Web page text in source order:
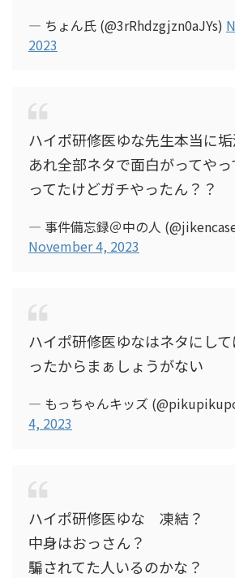
— ちょん氏 (@3rRhdzgjzn0aJYs)
2023
ハイポ研修医ゆな先生本当に垢
あれ全部ネタで面白がってや
ってたけどガチやったん？？
— 事件備忘録＠中の人
November 4, 2023
ハイポ研修医ゆなはネタにし
ったからまぁしょうがない
— もっちゃんキッズ
4, 2023
ハイポ研修医ゆな 凍結？
中身はおっさん？
騙されてた人いるのかな？